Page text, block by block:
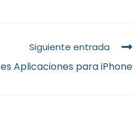
Siguiente entrada
Aplicaciones para iPhone